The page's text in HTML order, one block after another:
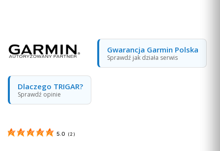
Gwarancja Garmin Polska
Sprawdź jak działa serwis
Dlaczego TRIGAR?
Sprawdź opinie
5.0 ( 2 )